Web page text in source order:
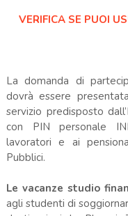
VERIFICA SE PUOI
La domanda di
dovrà essere
servizio predisposto
con PIN personale
lavoratori e ai
Pubblici.
Le vacanze studio
agli studenti di